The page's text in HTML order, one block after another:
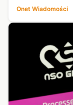
jednej publicznej
jest wysoka —...
Onet Wiadomości